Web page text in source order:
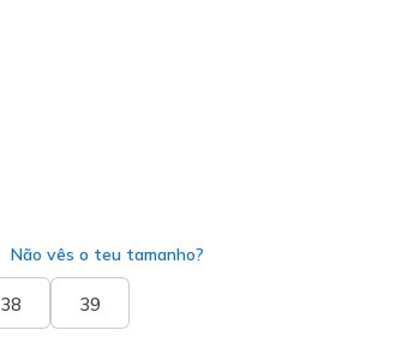
Não vês o teu tamanho?
38 39